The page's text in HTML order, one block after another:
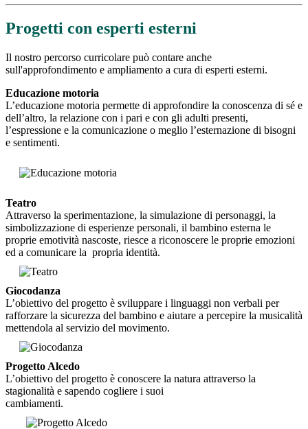
Progetti con esperti esterni
Il nostro percorso curricolare può contare anche
sull'approfondimento e ampliamento a cura di esperti esterni.
Educazione motoria
L’educazione motoria permette di approfondire la conoscenza di sé e
dell’altro, la relazione con i pari e con gli adulti presenti,
l’espressione e la comunicazione o meglio l’esternazione di bisogni
e sentimenti.
Teatro
Attraverso la sperimentazione, la simulazione di personaggi, la
simbolizzazione di esperienze personali, il bambino esterna le
proprie emotività nascoste, riesce a riconoscere le proprie emozioni
ed a comunicare la propria identità.
Giocodanza
L’obiettivo del progetto è sviluppare i linguaggi non verbali per
rafforzare la sicurezza del bambino e aiutare a percepire la musicalità
mettendola al servizio del movimento.
Progetto Alcedo
L’obiettivo del progetto è conoscere la natura attraverso la
stagionalità e sapendo cogliere i suoi
cambiamenti.